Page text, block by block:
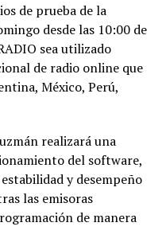
de prueba de la
desde las 10:00 de
sea utilizado
de radio online que
México, Perú,
realizará una
del software,
y desempeño
las emisoras
de manera